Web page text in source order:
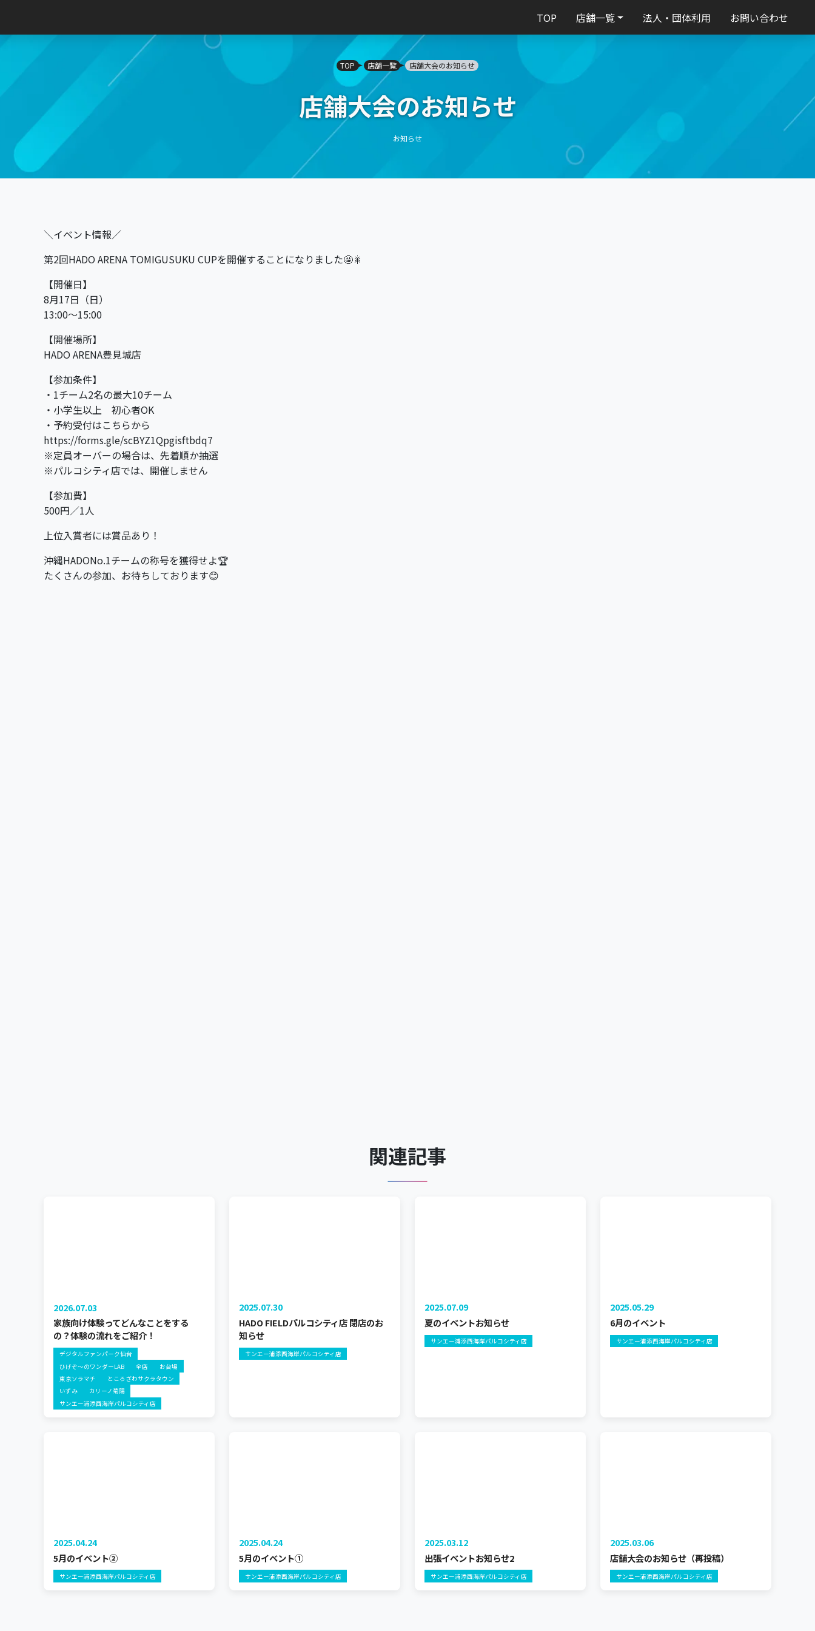
Main Navigation TOP 店舗一覧 法人・団体利用 お問い合わせ
TOP 店舗一覧 店舗大会のお知らせ
店舗大会のお知らせ
お知らせ
＼イベント情報／
第2回HADO ARENA TOMIGUSUKU CUPを開催することになりました🤩🎇
【開催日】
8月17日（日）
13:00～15:00
【開催場所】
HADO ARENA豊見城店
【参加条件】
・1チーム2名の最大10チーム
・小学生以上 初心者OK
・予約受付はこちらから
https://forms.gle/scBYZ1Qpgisftbdq7
※定員オーバーの場合は、先着順か抽選
※パルコシティ店では、開催しません
【参加費】
500円／1人
上位入賞者には賞品あり！
沖縄HADONo.1チームの称号を獲得せよ🏆
たくさんの参加、お待ちしております😊
関連記事
2026.07.03
家族向け体験ってどんなことをする
の？体験の流れをご紹介！
デジタルファンパーク仙台
ひげぞ～のワンダーLAB
全店
お台場
東京ソラマチ
ところざわサクラタウン
いずみ
カリーノ菊陽
サンエー浦添西海岸パルコシティ店
2025.07.30
HADO FIELDパルコシティ店 閉店のお
知らせ
サンエー浦添西海岸パルコシティ店
2025.07.09
夏のイベントお知らせ
サンエー浦添西海岸パルコシティ店
2025.05.29
6月のイベント
サンエー浦添西海岸パルコシティ店
2025.04.24
5月のイベント②
サンエー浦添西海岸パルコシティ店
2025.04.24
5月のイベント①
サンエー浦添西海岸パルコシティ店
2025.03.12
出張イベントお知らせ2
サンエー浦添西海岸パルコシティ店
2025.03.06
店舗大会のお知らせ（再投稿）
サンエー浦添西海岸パルコシティ店